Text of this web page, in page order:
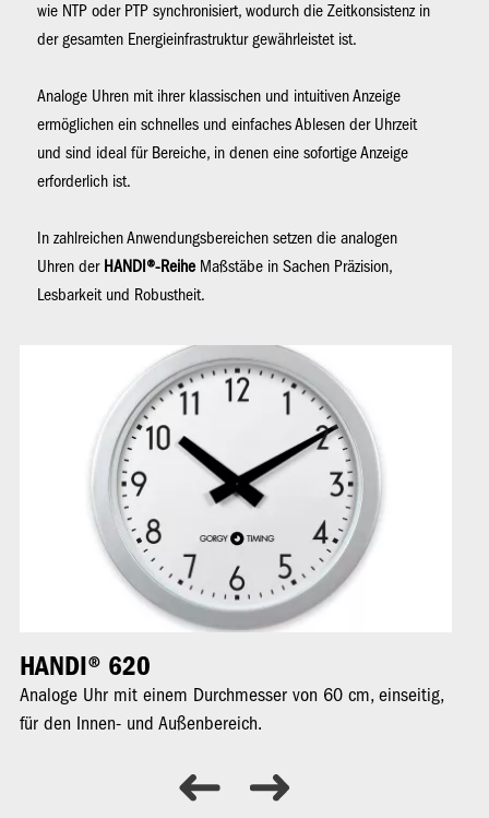
wie NTP oder PTP synchronisiert, wodurch die Zeitkonsistenz in
der gesamten Energieinfrastruktur gewährleistet ist.
Analoge Uhren mit ihrer klassischen und intuitiven Anzeige
ermöglichen ein schnelles und einfaches Ablesen der Uhrzeit
und sind ideal für Bereiche, in denen eine sofortige Anzeige
erforderlich ist.
In zahlreichen Anwendungsbereichen setzen die analogen
Uhren der HANDI®-Reihe Maßstäbe in Sachen Präzision,
Lesbarkeit und Robustheit.
HANDI® 620
Analoge Uhr mit einem Durchmesser von 60 cm, einseitig,
für den Innen- und Außenbereich.